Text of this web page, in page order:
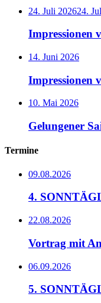
24. Juli 202624.
Impressionen
14. Juni 2026
Impressionen
10. Mai 2026
Gelungener
Termine
09.08.2026
4.
22.08.2026
Vortrag mit
06.09.2026
5.